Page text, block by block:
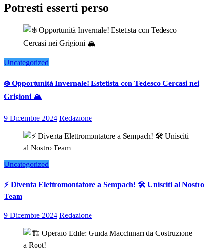
Potresti esserti perso
Uncategorized
❄️ Opportunità Invernale! Estetista con Tedesco Cercasi nei
Grigioni 🏔️
9 Dicembre 2024 Redazione
Uncategorized
⚡ Diventa Elettromontatore a Sempach! 🛠️ Unisciti al Nostro
Team
9 Dicembre 2024 Redazione